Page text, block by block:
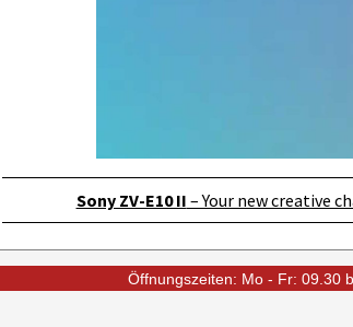
Sony ZV-E10 II – Your new creative
Öffnungszeiten: Mo - Fr: 09.30